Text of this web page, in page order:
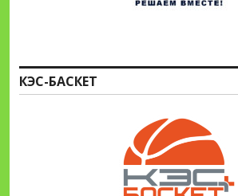
КЭС-БАСКЕТ